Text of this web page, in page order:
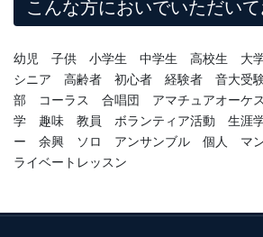
こんな方においでいただい
幼児 子供 小学生 中学生 高校生 大
シニア 高齢者 初心者 経験者 音大受
部 コーラス 合唱団 アマチュアオーケ
学 趣味 教員 ボランティア活動 生涯
ー 余興 ソロ アンサンブル 個人 マ
ライベートレッスン